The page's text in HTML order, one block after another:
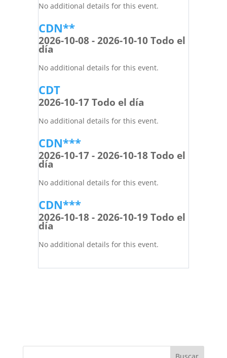
No additional details for this event.
CDN**
2026-10-08 - 2026-10-10 Todo el
día
No additional details for this event.
CDT
2026-10-17 Todo el día
No additional details for this event.
CDN***
2026-10-17 - 2026-10-18 Todo el
día
No additional details for this event.
CDN***
2026-10-18 - 2026-10-19 Todo el
día
No additional details for this event.